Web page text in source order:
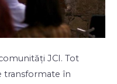
JCI. Tot
transformate în